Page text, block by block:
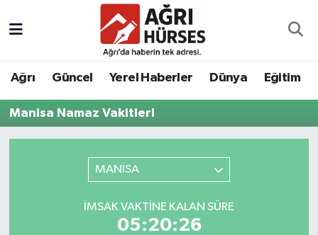
Ağrı Güncel Yerel Haberler Dünya Eğitim
Manisa Namaz Vakitleri
MANİSA
İMSAK VAKTINE KALAN SÜRE
05:20:26
Hava Durumu
Süper Lig Puan Durumu ve Fikstür
Tüm Manşetler
Son Dakika Haberleri